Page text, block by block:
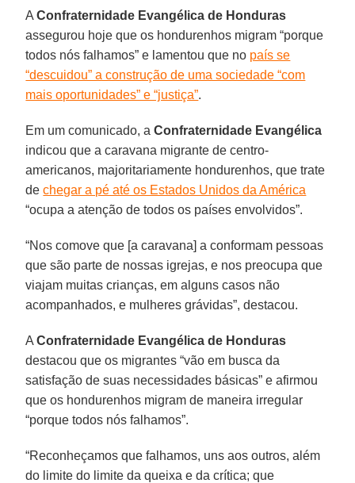
AConfraternidade Evangélica de Honduras
assegurou hoje que os hondurenhos migram “porque
todos nós falhamos” e lamentou que no país se
“descuidou” a construção de uma sociedade “com
mais oportunidades” e “justiça”.
Em um comunicado, aConfraternidade Evangélica
indicou que a caravana migrante de centro-
americanos, majoritariamente hondurenhos, que trate
dechegar a pé até os Estados Unidos da América
“ocupa a atenção de todos os países envolvidos”.
“Nos comove que [a caravana] a conformam pessoas
que são parte de nossas igrejas, e nos preocupa que
viajam muitas crianças, em alguns casos não
acompanhados, e mulheres grávidas”, destacou.
AConfraternidade Evangélica de Honduras
destacou que os migrantes “vão em busca da
satisfação de suas necessidades básicas” e afirmou
que os hondurenhos migram de maneira irregular
“porque todos nós falhamos”.
“Reconheçamos que falhamos, uns aos outros, além
do limite do limite da queixa e da crítica; que